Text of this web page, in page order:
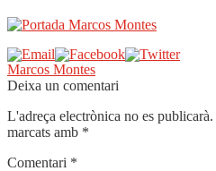
Navegació
d'entrades
Entrada
anterior:
Marcos Montes
Deixa un comentari
L'adreça electrònica no es publicarà.
marcats amb *
Comentari *